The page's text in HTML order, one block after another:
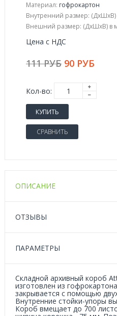
Материал: гофрокартон
Внутренний размер:
Внешний размер: (ДхШхВ) в
Цена с НДС
111 РУБ 90 РУБ
Кол-во:
КУПИТЬ
СРАВНИТЬ
ОПИСАНИЕ
ОТЗЫВЫ
ПАРАМЕТРЫ
Складной архивный короб
изготовлен из
закрывается с помощью
Внутренние стойки-упоры
Короб вмещает до 700